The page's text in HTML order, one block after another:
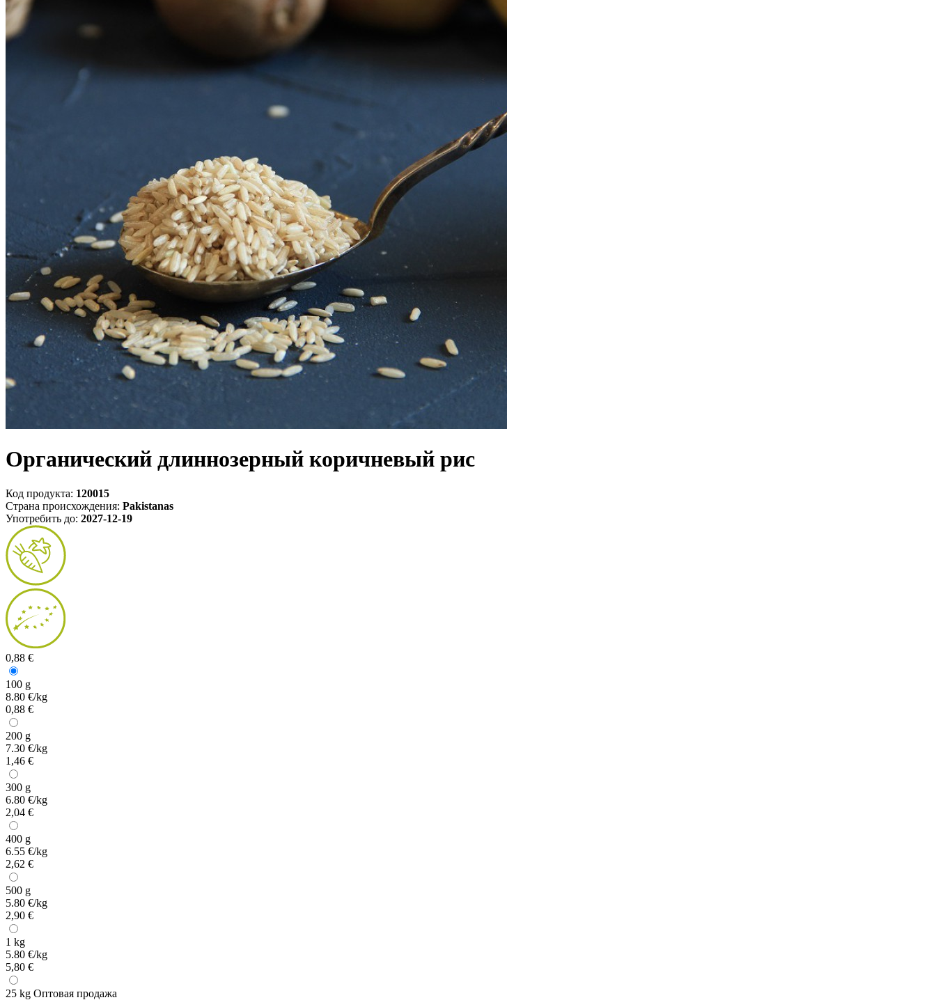
Органический длиннозерный коричневый рис
Код продукта: 120015
Страна происхождения: Pakistanas
Употребить до: 2027-12-19
0,88 €
100 g
8.80 €/kg
0,88 €
200 g
7.30 €/kg
1,46 €
300 g
6.80 €/kg
2,04 €
400 g
6.55 €/kg
2,62 €
500 g
5.80 €/kg
2,90 €
1 kg
5.80 €/kg
5,80 €
25 kg Оптовая продажа